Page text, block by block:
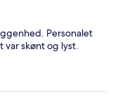
Personalet
skønt og lyst.